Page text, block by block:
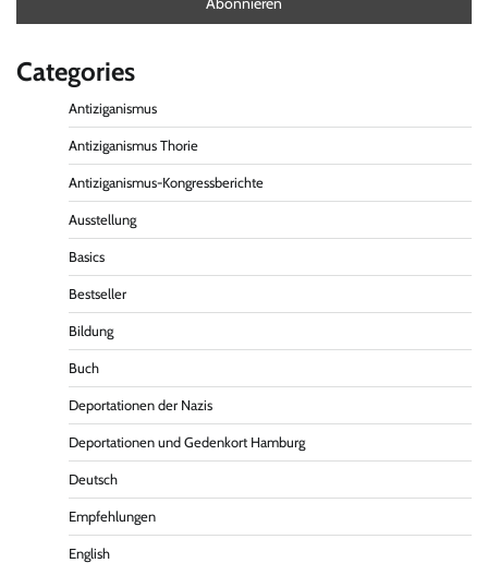
Categories
Antiziganismus
Antiziganismus Thorie
Antiziganismus-Kongressberichte
Ausstellung
Basics
Bestseller
Bildung
Buch
Deportationen der Nazis
Deportationen und Gedenkort Hamburg
Deutsch
Empfehlungen
English